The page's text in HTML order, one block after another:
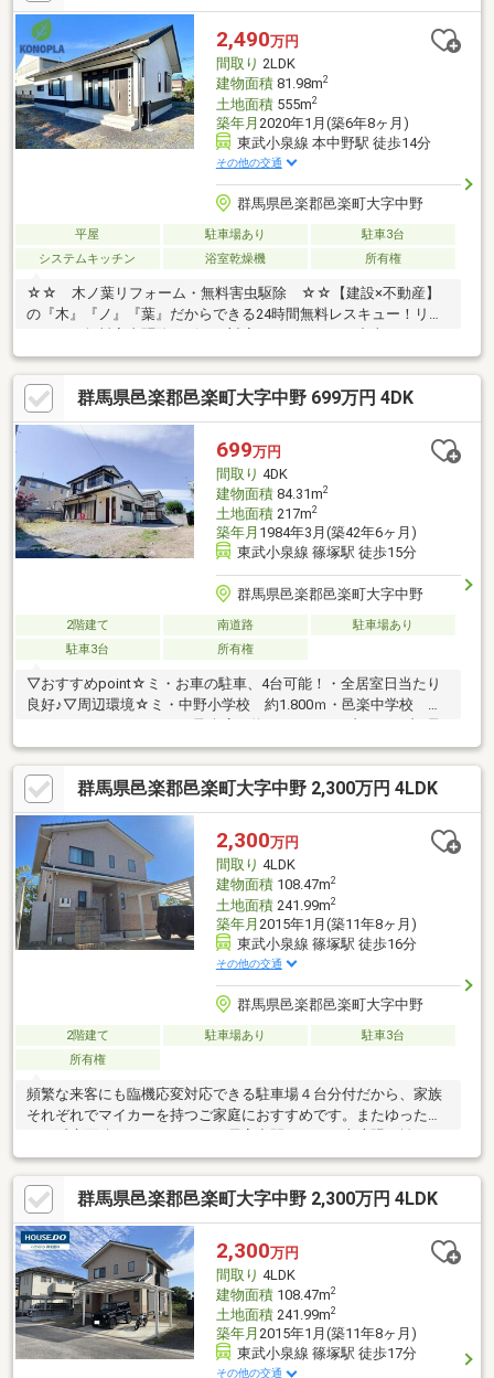
2,490万円
間取り 2LDK
建物面積81.98m2
土地面積555m2
築年月 2020年1月(築6年8ヶ月)
東武小泉線 本中野駅 徒歩14分
その他の交通
群馬県邑楽郡邑楽町大字中野
平屋 駐車場あり
駐車3台
システムキッチン
浴室乾燥機 所有権
☆☆ 木ノ葉リフォーム・無料害虫駆除 ☆☆【建設×不動産】
の『木』『ノ』『葉』だからできる24時間無料レスキュー！リフ
ターサービスがついており、住んでからの安心をずっとお届けし
ます！内覧時に、無料相談・お見積りも物件ごとに作成可能！！
オウチ探しも、リフォームも一緒に相談できます！＼弊社には、
『きつね隊』・『ゴリラ隊』という無料かけつけサービスの仕組
みが、整っています♪／住んでからのお家トラブル、緊急対応も承
っております♪お家のこと、すべて木ノ葉プランニングにお任せく
ださい＾＾
群馬県邑楽郡邑楽町大字中野 699万円 4DK
699万円
間取り 4DK
建物面積84.31m2
土地面積217m2
築年月 1984年3月(築42年6ヶ月)
東武小泉線 篠塚駅 徒歩15分
群馬県邑楽郡邑楽町大字中野
2階建て 南道路
駐車場あり
駐車3台
所有権
▽おすすめpoint☆ミ・お車の駐車、4台可能！・全居室日当たり
良好♪▽周辺環境☆ミ・中野小学校 約1.800ｍ・邑楽中学校 約
楽蛭沼店 約900ｍ・東武小泉線「篠塚駅」 約1.200ｍ□■住宅ロ
ーン無料相談■□・年収が低い、勤続年数が短い方・車、カード類
等のローンがある方・過去に支払いの遅れがあった方・シングル
マザー、外国籍の方 等々住宅ローン詳しい経験豊富なスタッフ
が、お客様にピッタリなご提案をさせていただきます！
群馬県邑楽郡邑楽町大字中野 2,300万円 4LDK
2,300万円
間取り 4LDK
建物面積108.47m2
土地面積241.99m2
築年月 2015年1月(築11年8ヶ月)
東武小泉線 篠塚駅 徒歩16分
その他の交通
群馬県邑楽郡邑楽町大字中野
2階建て 駐車場あり
駐車3台
所有権
頻繁な来客にも臨機応変対応できる駐車場４台分付だから、家族
それぞれでマイカーを持つご家庭におすすめです。またゆったり
閑静な住宅街の物件なので、落ち着きのある環境が暮らしを支え
ます。ちなみにトイレ２ヶ所有です。家族みんなのワガママにも
応える４ＬＤＫ。ご案内いたしますのでお気軽にご連絡くださ
い。 駐車３台以上可、土地50坪以上、陽当り良好、閑静な住宅
地、和室、トイレ２ヶ所、２階建
群馬県邑楽郡邑楽町大字中野 2,300万円 4LDK
2,300万円
間取り 4LDK
建物面積108.47m2
土地面積241.99m2
築年月 2015年1月(築11年8ヶ月)
東武小泉線 篠塚駅 徒歩17分
その他の交通